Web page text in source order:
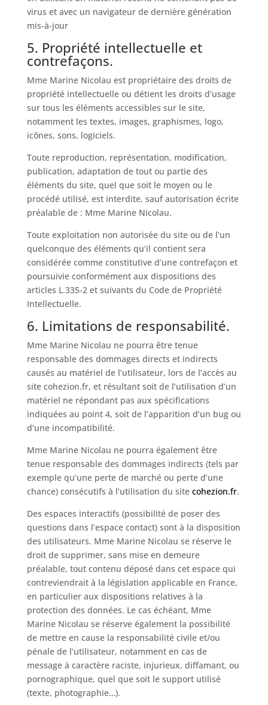
virus et avec un navigateur de dernière génération
mis-à-jour
5. Propriété intellectuelle et
contrefaçons.
Mme Marine Nicolau est propriétaire des droits de
propriété intellectuelle ou détient les droits d’usage
sur tous les éléments accessibles sur le site,
notamment les textes, images, graphismes, logo,
icônes, sons, logiciels.
Toute reproduction, représentation, modification,
publication, adaptation de tout ou partie des
éléments du site, quel que soit le moyen ou le
procédé utilisé, est interdite, sauf autorisation écrite
préalable de : Mme Marine Nicolau.
Toute exploitation non autorisée du site ou de l’un
quelconque des éléments qu’il contient sera
considérée comme constitutive d’une contrefaçon et
poursuivie conformément aux dispositions des
articles L.335-2 et suivants du Code de Propriété
Intellectuelle.
6. Limitations de responsabilité.
Mme Marine Nicolau ne pourra être tenue
responsable des dommages directs et indirects
causés au matériel de l’utilisateur, lors de l’accès au
site cohezion.fr, et résultant soit de l’utilisation d’un
matériel ne répondant pas aux spécifications
indiquées au point 4, soit de l’apparition d’un bug ou
d’une incompatibilité.
Mme Marine Nicolau ne pourra également être
tenue responsable des dommages indirects (tels par
exemple qu’une perte de marché ou perte d’une
chance) consécutifs à l’utilisation du site cohezion.fr.
Des espaces interactifs (possibilité de poser des
questions dans l’espace contact) sont à la disposition
des utilisateurs. Mme Marine Nicolau se réserve le
droit de supprimer, sans mise en demeure
préalable, tout contenu déposé dans cet espace qui
contreviendrait à la législation applicable en France,
en particulier aux dispositions relatives à la
protection des données. Le cas échéant, Mme
Marine Nicolau se réserve également la possibilité
de mettre en cause la responsabilité civile et/ou
pénale de l’utilisateur, notamment en cas de
message à caractère raciste, injurieux, diffamant, ou
pornographique, quel que soit le support utilisé
(texte, photographie…).